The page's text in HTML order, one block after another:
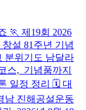
🏃 제19회 2026
설 81주년 기념
분위기도 남달라
스, 기념품까지
일정 정리 🗓️ 대
남 진해공설운동